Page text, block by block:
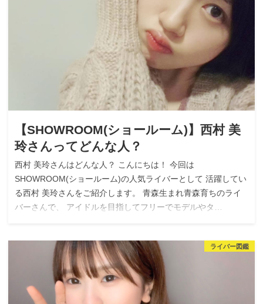
【SHOWROOM(ショールーム)】西村 美
玲さんってどんな人？
西村 美玲さんはどんな人？ こんにちは！ 今回は
SHOWROOM(ショールーム)の人気ライバーとして 活躍してい
る西村 美玲さんをご紹介します。 青森生まれ青森育ちのライ
バーさんで、 アイドルを目指してフリーでモデルやタ…
ライバー図鑑